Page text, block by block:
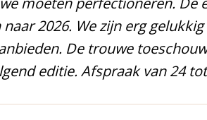
2026. We zijn erg
De trouwe
editie. Afspraak van 24